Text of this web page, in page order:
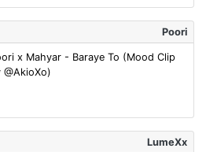
Poori
x Mahyar - Baraye To (Mood Clip
@AkioXo)
LumeXx